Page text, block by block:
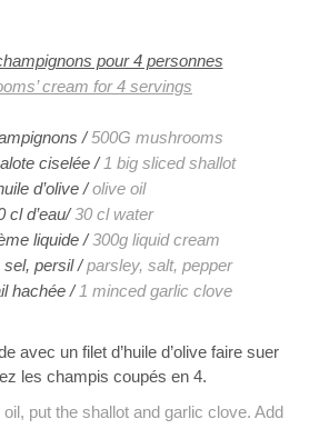
pour 4 personnes
cream for 4 servings
/500G mushrooms
ciselée /1 big sliced shallot
d’olive /olive oil
cl d’eau/30 cl water
liquide /300g liquid cream
sel, persil /parsley, salt, pepper
hachée / 1 minced garlic clove
avec un filet d’huile d’olive faire suer
les champis coupés en 4.
put the shallot and garlic clove. Add